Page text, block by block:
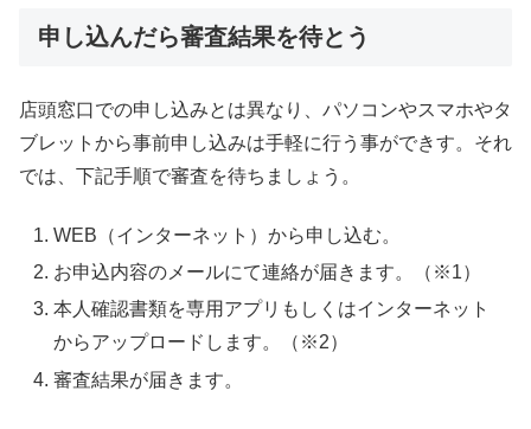
申し込んだら審査結果を待とう
店頭窓口での申し込みとは異なり、パソコンやスマホやタ
ブレットから事前申し込みは手軽に行う事ができす。それ
では、下記手順で審査を待ちましょう。
WEB（インターネット）から申し込む。
お申込内容のメールにて連絡が届きます。（※1）
本人確認書類を専用アプリもしくはインターネット
からアップロードします。（※2）
審査結果が届きます。